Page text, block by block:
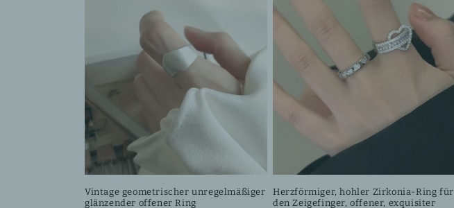
Vintage geometrischer unregelmäßiger
glänzender offener Ring
Herzförmiger, hohler Zirkonia-Ring für
den Zeigefinger, offener, exquisiter